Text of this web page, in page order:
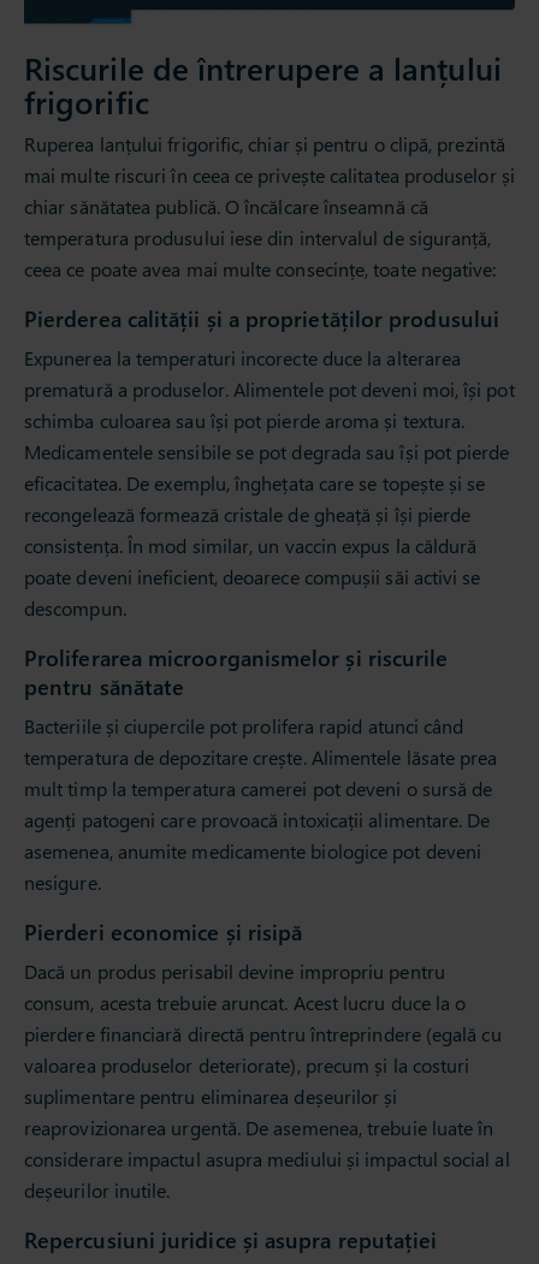
Riscurile de întrerupere a lanțului
frigorific
Ruperea lanțului frigorific, chiar și pentru o clipă, prezintă
mai multe riscuri în ceea ce privește calitatea produselor și
chiar sănătatea publică. O încălcare înseamnă că
temperatura produsului iese din intervalul de siguranță,
ceea ce poate avea mai multe consecințe, toate negative:
Pierderea calității și a proprietăților produsului
Expunerea la temperaturi incorecte duce la alterarea
prematură a produselor. Alimentele pot deveni moi, își pot
schimba culoarea sau își pot pierde aroma și textura.
Medicamentele sensibile se pot degrada sau își pot pierde
eficacitatea. De exemplu, înghețata care se topește și se
recongelează formează cristale de gheață și își pierde
consistența. În mod similar, un vaccin expus la căldură
poate deveni ineficient, deoarece compușii săi activi se
descompun.
Proliferarea microorganismelor și riscurile
pentru sănătate
Bacteriile și ciupercile pot prolifera rapid atunci când
temperatura de depozitare crește. Alimentele lăsate prea
mult timp la temperatura camerei pot deveni o sursă de
agenți patogeni care provoacă intoxicații alimentare. De
asemenea, anumite medicamente biologice pot deveni
nesigure.
Pierderi economice și risipă
Dacă un produs perisabil devine impropriu pentru
consum, acesta trebuie aruncat. Acest lucru duce la o
pierdere financiară directă pentru întreprindere (egală cu
valoarea produselor deteriorate), precum și la costuri
suplimentare pentru eliminarea deșeurilor și
reaprovizionarea urgentă. De asemenea, trebuie luate în
considerare impactul asupra mediului și impactul social al
deșeurilor inutile.
Repercusiuni juridice și asupra reputației